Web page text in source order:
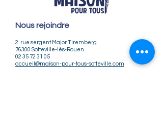
Nous rejoindre
2 rue sergent Major Tiremberg
76300 Sotteville-lès-Rouen
02 35 72 31 05
accueil@maison-pour-tous-sotteville.com